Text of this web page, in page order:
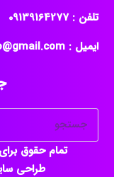
ایمیل : DrHassanRazmjoo@gmail.com
تمام حقوق